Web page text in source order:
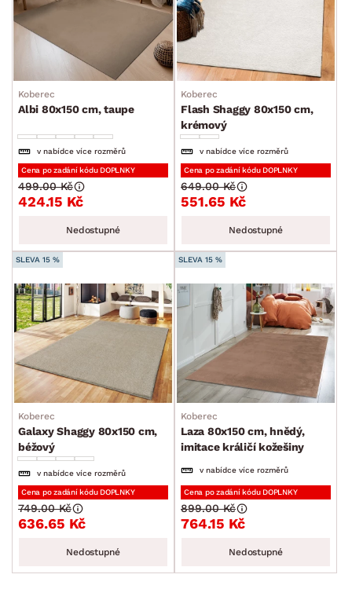
Koberec
Albi 80x150 cm, taupe
v nabídce více rozměrů
Cena po zadání kódu DOPLNKY
424.15 Kč
499.00 Kč
Nedostupné
Koberec
Flash Shaggy 80x150 cm,
krémový
v nabídce více rozměrů
Cena po zadání kódu DOPLNKY
551.65 Kč
649.00 Kč
Nedostupné
SLEVA 15 %
Koberec
Galaxy Shaggy 80x150 cm,
béžový
v nabídce více rozměrů
Cena po zadání kódu DOPLNKY
636.65 Kč
749.00 Kč
Nedostupné
SLEVA 15 %
Koberec
Laza 80x150 cm, hnědý,
imitace králičí kožešiny
v nabídce více rozměrů
Cena po zadání kódu DOPLNKY
764.15 Kč
899.00 Kč
Nedostupné